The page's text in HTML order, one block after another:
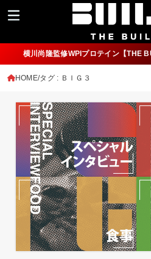
横川尚隆監修WPIプロテイン【THE
HOME タグ : ＢＩＧ３